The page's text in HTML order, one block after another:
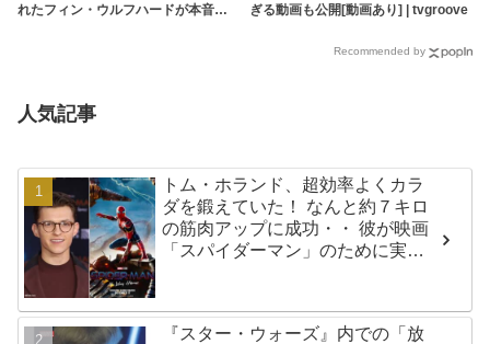
れたフィン・ウルフハードが本音を
ぎる動画も公開[動画あり] | tvgroove
Recommended by
人気記事
トム・ホランド、超効率よくカラ
ダを鍛えていた！ なんと約７キロ
の筋肉アップに成功・・ 彼が映画
「スパイダーマン」のために実践
『スター・ウォーズ』内での「放